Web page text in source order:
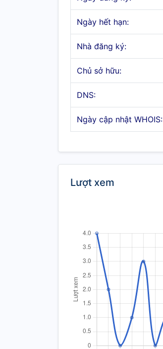
Ngày hết hạn:
Nhà đăng ký:
Chủ sở hữu:
DNS:
Ngày cập nhật WHOIS:
Lượt xem